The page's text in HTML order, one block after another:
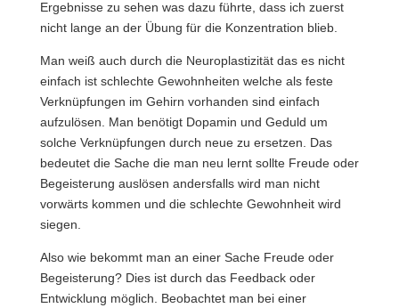
Ergebnisse zu sehen was dazu führte, dass ich zuerst
nicht lange an der Übung für die Konzentration blieb.
Man weiß auch durch die Neuroplastizität das es nicht
einfach ist schlechte Gewohnheiten welche als feste
Verknüpfungen im Gehirn vorhanden sind einfach
aufzulösen. Man benötigt Dopamin und Geduld um
solche Verknüpfungen durch neue zu ersetzen. Das
bedeutet die Sache die man neu lernt sollte Freude oder
Begeisterung auslösen andersfalls wird man nicht
vorwärts kommen und die schlechte Gewohnheit wird
siegen.
Also wie bekommt man an einer Sache Freude oder
Begeisterung? Dies ist durch das Feedback oder
Entwicklung möglich. Beobachtet man bei einer